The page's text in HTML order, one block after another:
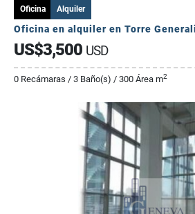
Oficina Alquiler
Oficina en alquiler en Torre
US$3,500 USD
0 Recámaras / 3 Baño(s) / 300 Área m2